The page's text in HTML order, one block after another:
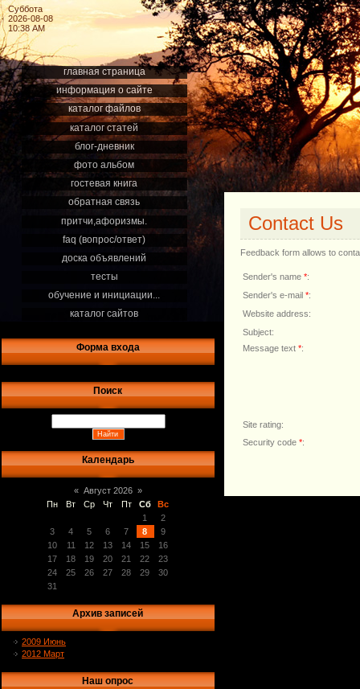
Суббота
2026-08-08
10:38 AM
главная страница
информация о сайте
каталог файлов
каталог статей
блог-дневник
фото альбом
гостевая книга
обратная связь
притчи,афоризмы.
faq (вопрос/ответ)
доска объявлений
тесты
обучение и инициации...
каталог сайтов
Форма входа
Поиск
Календарь
« Август 2026 »
Пн
Вт Ср Чт Пт Сб
Вс
1
2
3
4 5 6 7 8
9
10
11 12 13 14 15
16
17
18 19 20 21 22
23
24
25 26 27 28 29
30
31
Архив записей
2009 Июнь
2012 Март
Наш опрос
Contact Us
Feedback form allows to
Sender's name *:
Sender's e-mail *:
Website address:
Subject:
Message text *:
Site rating:
Security code *: